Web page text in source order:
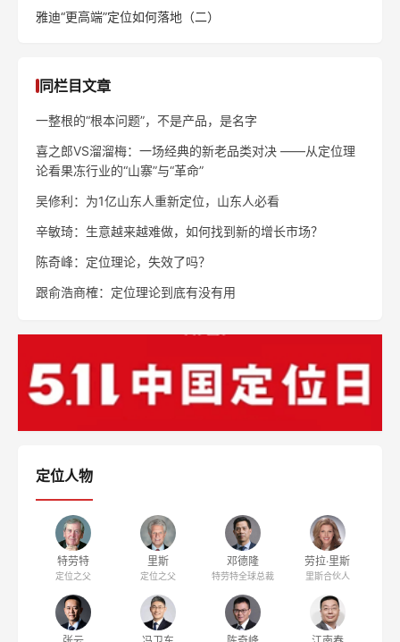
雅迪“更高端”定位如何落地（二）
同栏目文章
一整根的“根本问题”，不是产品，是名字
喜之郎VS溜溜梅：一场经典的新老品类对决 ——从定位理
论看果冻行业的“山寨”与“革命”
吴修利：为1亿山东人重新定位，山东人必看
辛敏琦：生意越来越难做，如何找到新的增长市场？
陈奇峰：定位理论，失效了吗？
跟俞浩商榷：定位理论到底有没有用
定位人物
特劳特
定位之父
里斯
定位之父
邓德隆
特劳特全球总裁
劳拉·里斯
里斯合伙人